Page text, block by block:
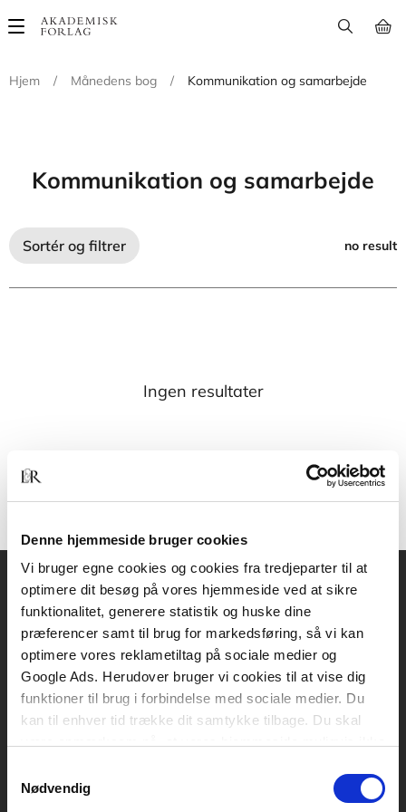
Denne hjemmeside bruger cookies
Vi bruger egne cookies og cookies fra tredjeparter til at
optimere dit besøg på vores hjemmeside ved at sikre
funktionalitet, generere statistik og huske dine
præferencer samt til brug for markedsføring, så vi kan
optimere vores reklametiltag på sociale medier og
Google Ads. Herudover bruger vi cookies til at vise dig
funktioner til brug i forbindelse med sociale medier. Du
kan til enhver tid trække dit samtykke tilbage. Du skal
tilbagetrækker et samtykke.
Nødvendig
Main
Hjem
/ Månedens bog / Kommunikation og samarbejde
Kommunikation og samarbejde
Sortér og filtrer no result
Ingen resultater
Akademisk Forlag
Vognmagergade 11
1120 København K
CVR 76351910
Kontakt kundeservice